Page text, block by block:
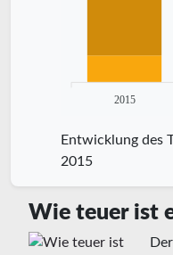
2015
Entwicklung des
2015
Wie teuer ist